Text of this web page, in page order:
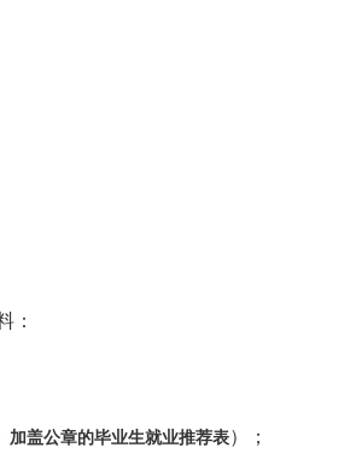
：
加盖公章的毕业生就业推荐表）；